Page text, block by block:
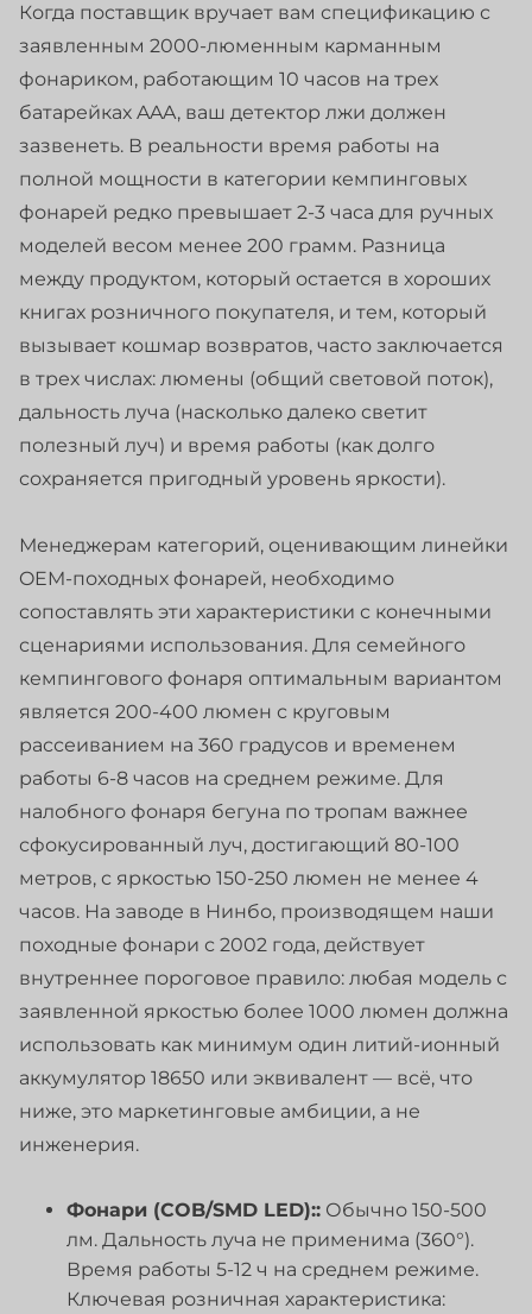
Когда поставщик вручает вам спецификацию с
заявленным 2000-люменным карманным
фонариком, работающим 10 часов на трех
батарейках AAA, ваш детектор лжи должен
зазвенеть. В реальности время работы на
полной мощности в категории кемпинговых
фонарей редко превышает 2-3 часа для ручных
моделей весом менее 200 грамм. Разница
между продуктом, который остается в хороших
книгах розничного покупателя, и тем, который
вызывает кошмар возвратов, часто заключается
в трех числах: люмены (общий световой поток),
дальность луча (насколько далеко светит
полезный луч) и время работы (как долго
сохраняется пригодный уровень яркости).
Менеджерам категорий, оценивающим линейки
OEM-походных фонарей, необходимо
сопоставлять эти характеристики с конечными
сценариями использования. Для семейного
кемпингового фонаря оптимальным вариантом
является 200-400 люмен с круговым
рассеиванием на 360 градусов и временем
работы 6-8 часов на среднем режиме. Для
налобного фонаря бегуна по тропам важнее
сфокусированный луч, достигающий 80-100
метров, с яркостью 150-250 люмен не менее 4
часов. На заводе в Нинбо, производящем наши
походные фонари с 2002 года, действует
внутреннее пороговое правило: любая модель с
заявленной яркостью более 1000 люмен должна
использовать как минимум один литий-ионный
аккумулятор 18650 или эквивалент — всё, что
ниже, это маркетинговые амбиции, а не
инженерия.
Фонари (COB/SMD LED):: Обычно 150-500
лм. Дальность луча не применима (360°).
Время работы 5-12 ч на среднем режиме.
Ключевая розничная характеристика: